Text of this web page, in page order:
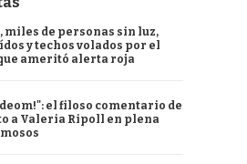
miles de personas sin luz,
y techos volados por el
ameritó alerta roja
el filoso comentario de
a Valeria Ripoll en plena